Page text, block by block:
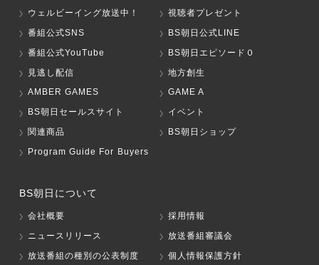
ウェルビーイング放送中！
視聴者プレゼント
番組公式SNS
BS朝日公式LINE
番組公式YouTube
BS朝日エピソード０
見逃し配信
地方創生
AMBER GAMES
GAME A
BS朝日セールスサイト
イベント
関連商品
BS朝日ショップ
Program Guide For Buyers
BS朝日について
会社概要
採用情報
ニュースリリース
放送番組審議会
放送番組の種別の公表制度
個人情報保護方針